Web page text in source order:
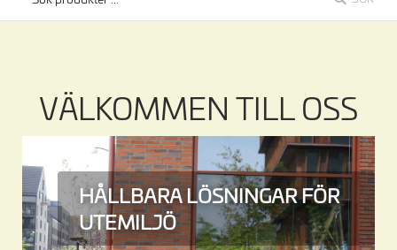
VÄLKOMMEN TILL OSS
HÅLLBARA LÖSNINGAR FÖR
UTEMILJÖ